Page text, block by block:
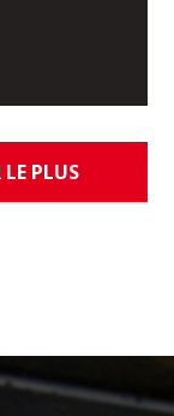
LE PLUS